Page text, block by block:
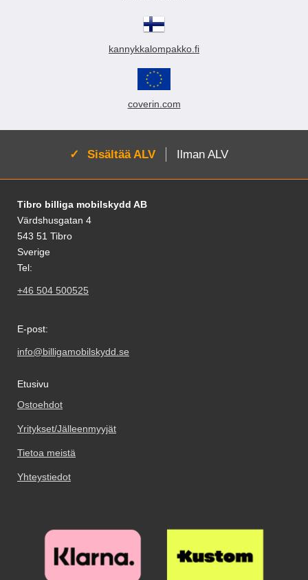
kannykkalompakko.fi
coverin.com
Aktivoi:
Sisältää ALV Ilman ALV
Alatunnisteen sisältö Sekalaista tietoa ja
Tibro billiga mobilskydd AB
Värdshusgatan 4
543 51 Tibro
Sverige
Tel:
+46 504 500525
E-post:
info@billigamobilskydd.se
Etusivu
Ostoehdot
Yritykset/Jälleenmyyjät
Tietoa meistä
Yhteystiedot